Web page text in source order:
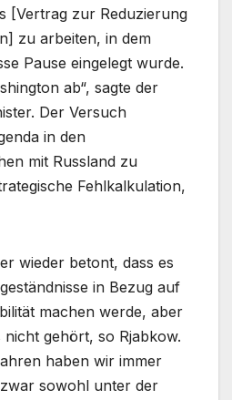
[Vertrag zur Reduzierung
zu arbeiten, in dem
Pause eingelegt wurde.
ab“, sagte der
Der Versuch
in den
mit Russland zu
Fehlkalkulation,
wieder betont, dass es
in Bezug auf
machen werde, aber
nicht gehört, so Rjabkow.
haben wir immer
sowohl unter der